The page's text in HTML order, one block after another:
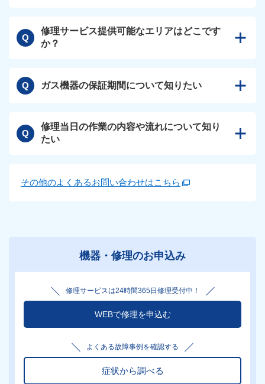
Q
修理サービス提供可能なエリアはどこです
か？
Q ガス機器の保証期間について知りたい
Q
修理当日の作業の内容や流れについて知り
たい
その他のよくあるお問い合わせはこちら
機器・修理のお申込み
修理サービスは24時間365日修理受付中！
WEBで修理を申込む
よくある故障事例を確認する
症状から調べる